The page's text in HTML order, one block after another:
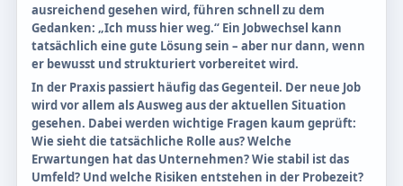
ausreichend gesehen wird, führen schnell zu dem
Gedanken: „Ich muss hier weg.“ Ein Jobwechsel kann
tatsächlich eine gute Lösung sein – aber nur dann, wenn
er bewusst und strukturiert vorbereitet wird.
In der Praxis passiert häufig das Gegenteil. Der neue Job
wird vor allem als Ausweg aus der aktuellen Situation
gesehen. Dabei werden wichtige Fragen kaum geprüft:
Wie sieht die tatsächliche Rolle aus? Welche
Erwartungen hat das Unternehmen? Wie stabil ist das
Umfeld? Und welche Risiken entstehen in der Probezeit?